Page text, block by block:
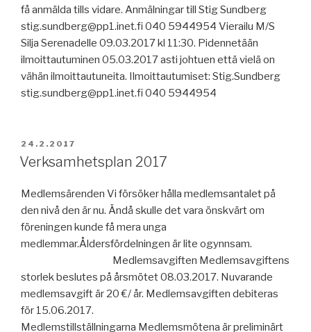
få anmälda tills vidare. Anmälningar till Stig Sundberg
stig.sundberg@pp1.inet.fi 040 5944954 Vierailu M/S
Silja Serenadelle 09.03.2017 kl 11:30. Pidennetään
ilmoittautuminen 05.03.2017 asti johtuen että vielä on
vähän ilmoittautuneita. Ilmoittautumiset: Stig.Sundberg
stig.sundberg@pp1.inet.fi 040 5944954
JULKAISTU
24.2.2017
Verksamhetsplan 2017
Medlemsärenden Vi försöker hålla medlemsantalet på
den nivå den är nu. Ändå skulle det vara önskvärt om
föreningen kunde få mera unga
medlemmar.Åldersfördelningen är lite ogynnsam.
Medlemsavgiften Medlemsavgiftens
storlek beslutes på årsmötet 08.03.2017. Nuvarande
medlemsavgift är 20 €/ år. Medlemsavgiften debiteras
för 15.06.2017.
Medlemstillställningarna Medlemsmötena är preliminärt